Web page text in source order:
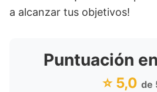
a alcanzar tus objetivos!
Puntuación
⭐ 5,0 de